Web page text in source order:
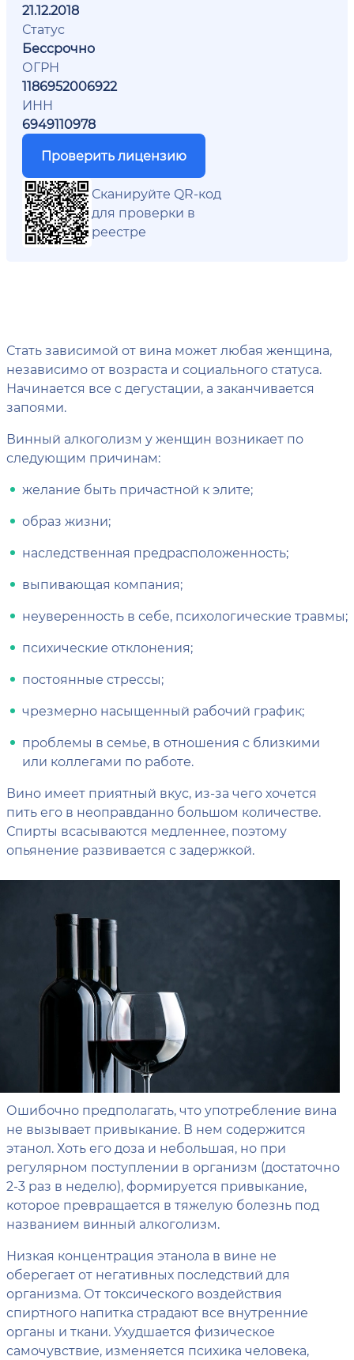
21.12.2018
Статус
Бессрочно
ОГРН
1186952006922
ИНН
6949110978
Проверить лицензию
Сканируйте QR-код
для проверки в
реестре
Стать зависимой от вина может любая женщина,
независимо от возраста и социального статуса.
Начинается все с дегустации, а заканчивается
запоями.
Винный алкоголизм у женщин возникает по
следующим причинам:
желание быть причастной к элите;
образ жизни;
наследственная предрасположенность;
выпивающая компания;
неуверенность в себе, психологические травмы;
психические отклонения;
постоянные стрессы;
чрезмерно насыщенный рабочий график;
проблемы в семье, в отношения с близкими
или коллегами по работе.
Вино имеет приятный вкус, из-за чего хочется
пить его в неоправданно большом количестве.
Спирты всасываются медленнее, поэтому
опьянение развивается с задержкой.
Ошибочно предполагать, что употребление вина
не вызывает привыкание. В нем содержится
этанол. Хоть его доза и небольшая, но при
регулярном поступлении в организм (достаточно
2-3 раз в неделю), формируется привыкание,
которое превращается в тяжелую болезнь под
названием винный алкоголизм.
Низкая концентрация этанола в вине не
оберегает от негативных последствий для
организма. От токсического воздействия
спиртного напитка страдают все внутренние
органы и ткани. Ухудшается физическое
самочувствие, изменяется психика человека,